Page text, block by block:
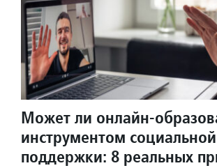
Может ли онлайн-
инструментом социальной
поддержки: 8 реальных